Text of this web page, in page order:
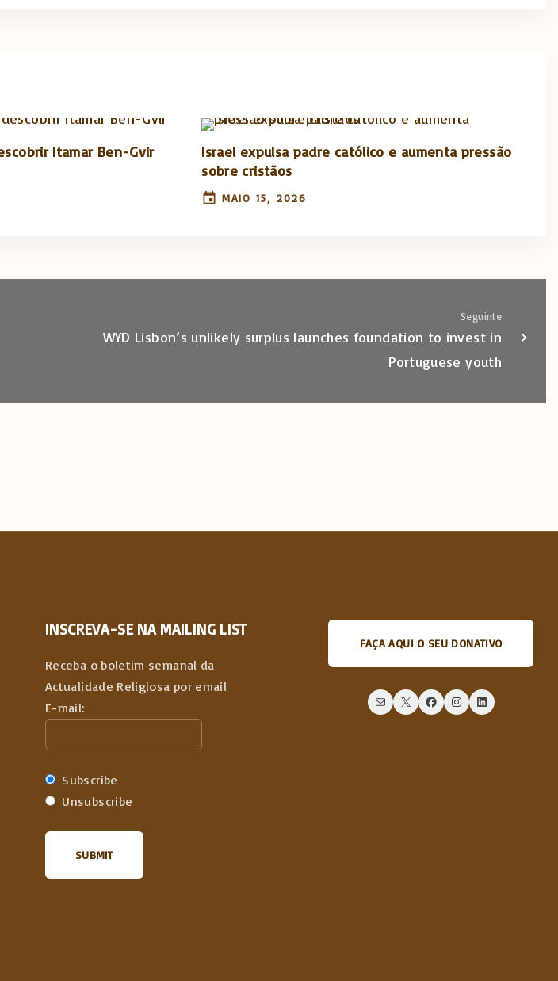
Itamar Ben-Gvir
Israel expulsa padre católico e aumenta pressão
sobre cristãos
MAIO 15, 2026
Seguinte
WYD Lisbon’s unlikely surplus launches foundation to invest in
Portuguese youth
INSCREVA-SE NA MAILING LIST
Receba o boletim semanal da
Actualidade Religiosa por email
E-mail:
Subscribe
Unsubscribe
FAÇA AQUI O SEU DONATIVO
Mail X Facebook Instagram LinkedIn